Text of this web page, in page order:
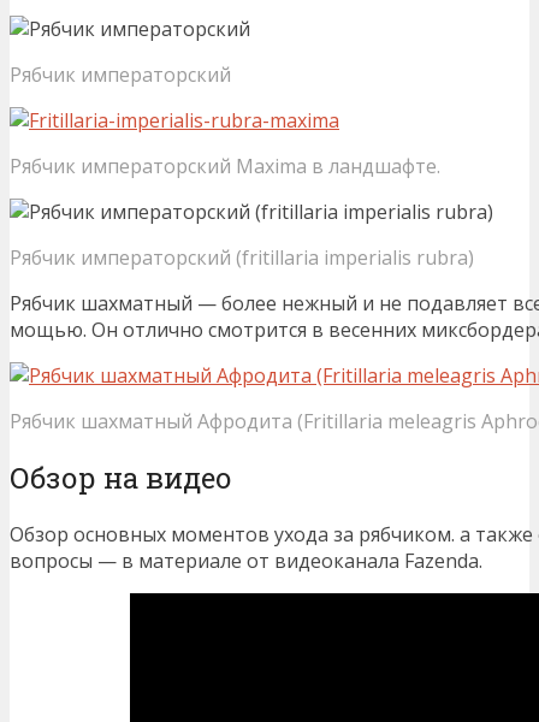
Рябчик императорский
Рябчик императорский Maxima в ландшафте.
Рябчик императорский (fritillaria imperialis rubra)
Рябчик шахматный — более нежный и не подавляет
мощью. Он отлично смотрится в весенних
Рябчик шахматный Афродита (Fritillaria meleagris
Обзор на видео
Обзор основных моментов ухода за рябчиком. а
вопросы — в материале от видеоканала Fazenda.